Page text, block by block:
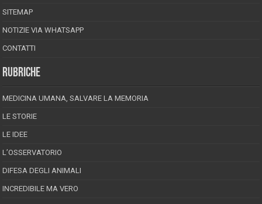
SITEMAP
NOTIZIE VIA WHATSAPP
CONTATTI
RUBRICHE
MEDICINA UMANA, SALVARE LA MEMORIA
LE STORIE
LE IDEE
L’OSSERVATORIO
DIFESA DEGLI ANIMALI
INCREDIBILE MA VERO